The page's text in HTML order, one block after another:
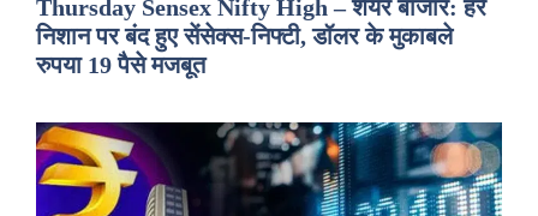
Thursday Sensex Nifty High – शेयर बाजार: हरे
निशान पर बंद हुए सेंसेक्स-निफ्टी, डॉलर के मुकाबले
रुपया 19 पैसे मजबूत